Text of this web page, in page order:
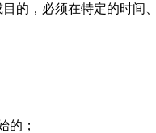
的，必须在特定的时间
的；